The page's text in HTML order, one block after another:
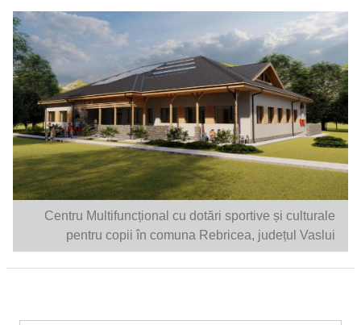
Centru Multifuncțional cu dotări sportive și culturale
pentru copii în comuna Rebricea, județul Vaslui